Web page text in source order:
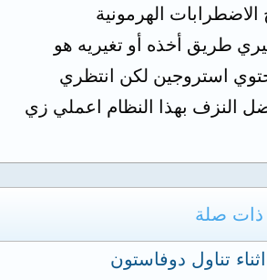
الهرمونية
طريق أخذه أو تغيريه هو
استروجين لكن انتظري
النزف بهذا النظام اعملي زي
ذات صلة
تناول دوفاستون